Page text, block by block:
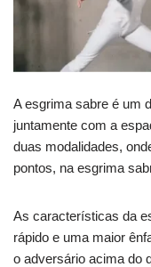
A esgrima sabre é um
juntamente com a
duas modalidades,
pontos, na esgrima
As características da
rápido e uma maior
o adversário acima do